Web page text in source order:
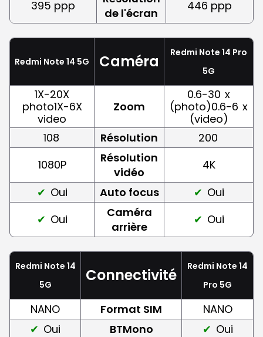
395 ppp
de l'écran
446 ppp
Redmi Note 14 5G Caméra
Redmi Note 14 Pro
5G
1X-20X
photo1X-6X
video
Zoom
0.6-30 x
(photo)0.6-6 x
(video)
108
Résolution
200
1080P
Résolution
vidéo
4K
Oui
Auto focus
Oui
Oui
Caméra
arrière
Oui
Redmi Note 14
5G
Connectivité
Redmi Note 14
Pro 5G
NANO Format SIM
NANO
Oui
BTMono Oui